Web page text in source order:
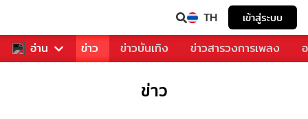
TH เข้าสู่ระบบ
อ่าน
คุณ กีฬา ข่าว ข่าวบันเทิง ข่าวสารวงการเพลง
ข่าว